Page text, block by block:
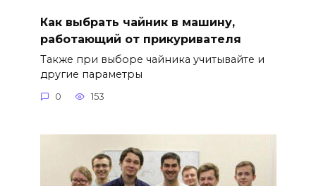
Как выбрать чайник в машину,
работающий от прикуривателя
Также при выборе чайника учитывайте и
другие параметры
0 153